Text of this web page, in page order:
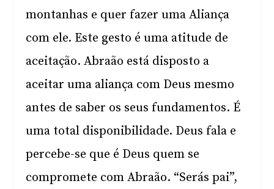
montanhas e quer fazer uma Aliança
com ele. Este gesto é uma atitude de
aceitação. Abraão está disposto a
aceitar uma aliança com Deus mesmo
antes de saber os seus fundamentos. É
uma total disponibilidade. Deus fala e
percebe-se que é Deus quem se
compromete com Abraão. “Serás pai”,